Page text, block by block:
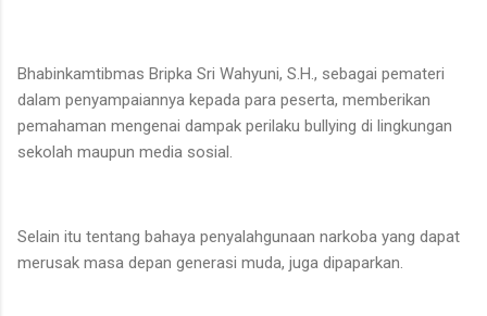
Bhabinkamtibmas Bripka Sri Wahyuni, S.H., sebagai pemateri
dalam penyampaiannya kepada para peserta, memberikan
pemahaman mengenai dampak perilaku bullying di lingkungan
sekolah maupun media sosial.
Selain itu tentang bahaya penyalahgunaan narkoba yang dapat
merusak masa depan generasi muda, juga dipaparkan.